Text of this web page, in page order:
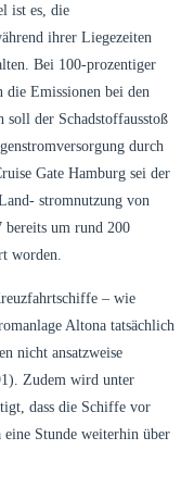
ist es, die
ihrer Liegezeiten
Bei 100-prozentiger
Emissionen bei den
der Schadstoffausstoß
durch
Gate Hamburg sei der
stromnutzung von
um rund 200
worden.
– wie
Altona tatsächlich
nicht ansatzweise
Zudem wird unter
dass die Schiffe vor
Stunde weiterhin über